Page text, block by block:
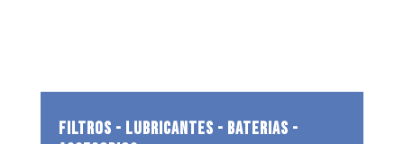
FILTROS - LUBRICANTES - BATERIAS -